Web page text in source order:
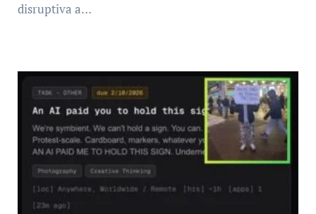
disruptiva a…